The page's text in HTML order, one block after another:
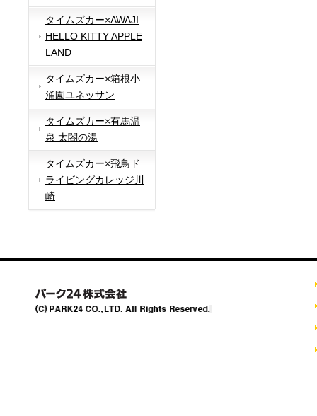
タイムズカー×AWAJI
HELLO KITTY APPLE
LAND
タイムズカー×箱根小
涌園ユネッサン
タイムズカー×有馬温
泉 太閤の湯
タイムズカー×飛鳥ド
ライビングカレッジ川
崎